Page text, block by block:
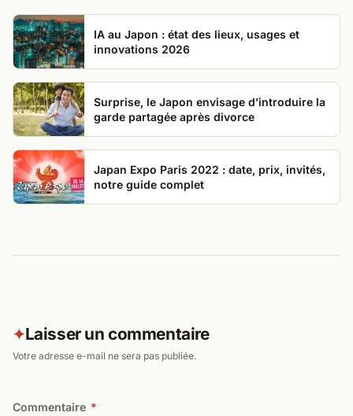
IA au Japon : état des lieux, usages et
innovations 2026
Surprise, le Japon envisage d’introduire la
garde partagée après divorce
Japan Expo Paris 2022 : date, prix, invités,
notre guide complet
✦Laisser un commentaire
Votre adresse e-mail ne sera pas publiée.
Commentaire *